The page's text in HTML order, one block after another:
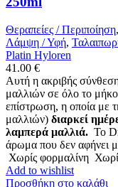
Θεραπείες / Περιποίηση,
Λάμψη / Υφή,
Platin Hyloren
41.00 €
Αυτή η ακριβής σύνθεση
μαλλιών σε όλο το
επίστρωση, η οποία με
μαλλιών) διαρκεί
λαμπερά μαλλιά. Το
άρωμα που δεν αφήνει
Χωρίς φορμαλίνη
Add to wishlist
Προσθήκη στο καλάθι